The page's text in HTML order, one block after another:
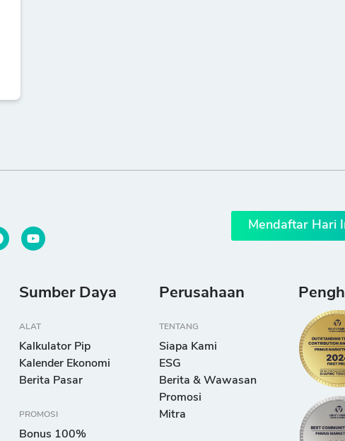
Mendaftar Hari
Sumber Daya
ALAT
Kalkulator Pip
Kalender Ekonomi
Berita Pasar
PROMOSI
Bonus 100%
Perusahaan
TENTANG
Siapa Kami
ESG
Berita & Wawasan
Promosi
Mitra